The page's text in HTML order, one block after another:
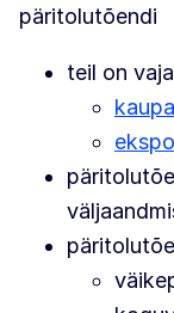
päritolutõendi
teil on